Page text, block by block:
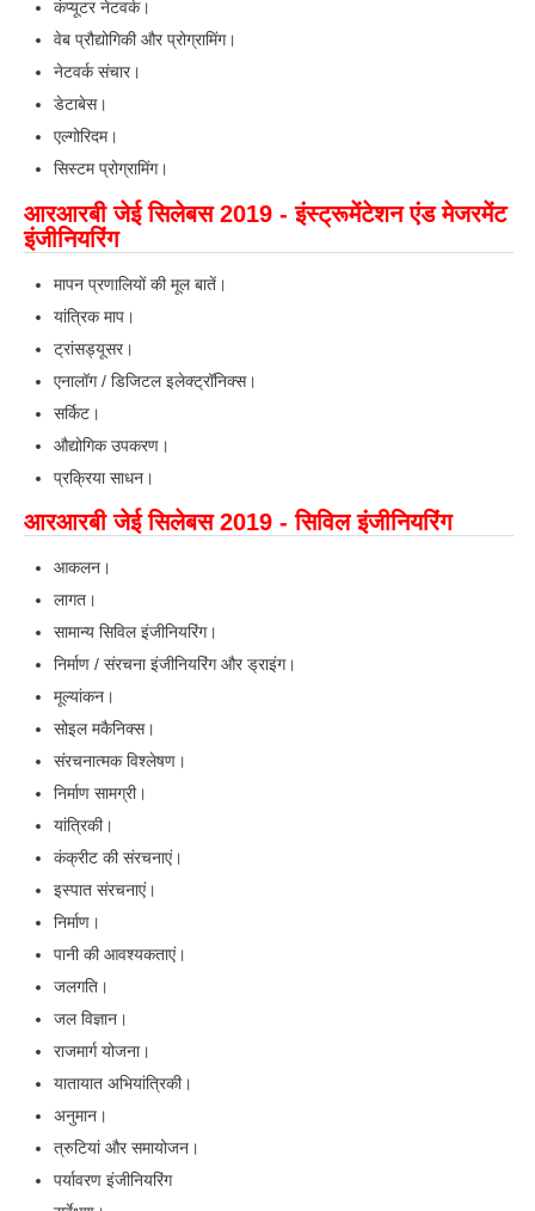
कंप्यूटर नेटवर्क।
वेब प्रौद्योगिकी और प्रोग्रामिंग।
नेटवर्क संचार।
डेटाबेस।
एल्गोरिदम।
सिस्टम प्रोग्रामिंग।
आरआरबी जेई सिलेबस 2019 - इंस्ट्रूमेंटेशन एंड मेजरमेंट
इंजीनियरिंग
मापन प्रणालियों की मूल बातें।
यांत्रिक माप।
ट्रांसड्यूसर।
एनालॉग / डिजिटल इलेक्ट्रॉनिक्स।
सर्किट।
औद्योगिक उपकरण।
प्रक्रिया साधन।
आरआरबी जेई सिलेबस 2019 - सिविल इंजीनियरिंग
आकलन।
लागत।
सामान्य सिविल इंजीनियरिंग।
निर्माण / संरचना इंजीनियरिंग और ड्राइंग।
मूल्यांकन।
सोइल मकैनिक्स।
संरचनात्मक विश्लेषण।
निर्माण सामग्री।
यांत्रिकी।
कंक्रीट की संरचनाएं।
इस्पात संरचनाएं।
निर्माण।
पानी की आवश्यकताएं।
जलगति।
जल विज्ञान।
राजमार्ग योजना।
यातायात अभियांत्रिकी।
अनुमान।
त्रुटियां और समायोजन।
पर्यावरण इंजीनियरिंग